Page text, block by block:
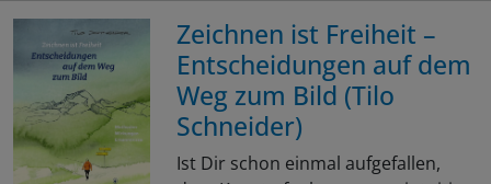
Zeichnen ist Freiheit –
Entscheidungen auf dem
Weg zum Bild (Tilo
Schneider)
Ist Dir schon einmal aufgefallen,